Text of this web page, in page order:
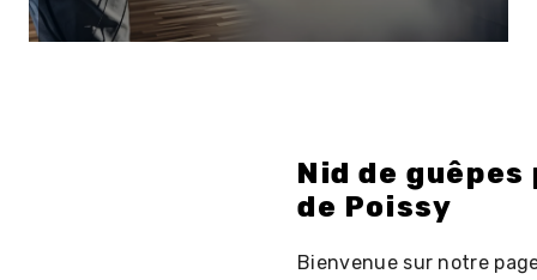
Nid de guêpes
de Poissy
Bienvenue sur notre